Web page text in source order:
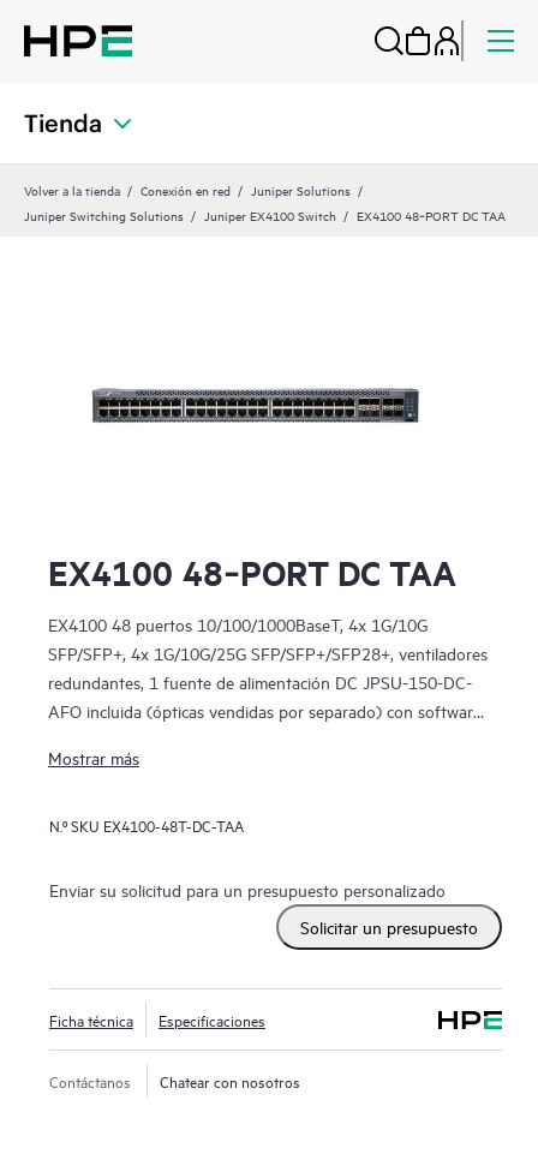
Tienda
Volver a la tienda Conexión en red
Juniper Solutions
Juniper Switching Solutions
Juniper EX4100 Switch EX4100 48‑PORT DC TAA
EX4100 48‑PORT DC TAA
EX4100 48 puertos 10/100/1000BaseT, 4x 1G/10G
SFP/SFP+, 4x 1G/10G/25G SFP/SFP+/SFP28+, ventiladores
redundantes, 1 fuente de alimentación DC JPSU-150-DC-
AFO incluida (ópticas vendidas por separado) con software
Mostrar más
N.º SKU EX4100-48T-DC-TAA
Enviar su solicitud para un presupuesto personalizado
Solicitar un presupuesto
Ficha técnica Especificaciones
Contáctanos Chatear con nosotros